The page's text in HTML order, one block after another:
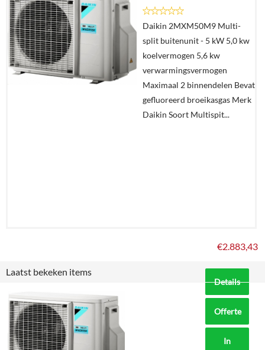
Offerte
aanvragen?
In
winkelmand
Daikin 2MXM50M9 Multi-
split buitenunit - 5 kW 5,0 kw
koelvermogen 5,6 kw
verwarmingsvermogen
Maximaal 2 binnendelen Bevat
gefluoreerd broeikasgas Merk
Daikin Soort Multispit...
€2.883,43
Details
Offerte
aanvragen?
In
Laatst bekeken items